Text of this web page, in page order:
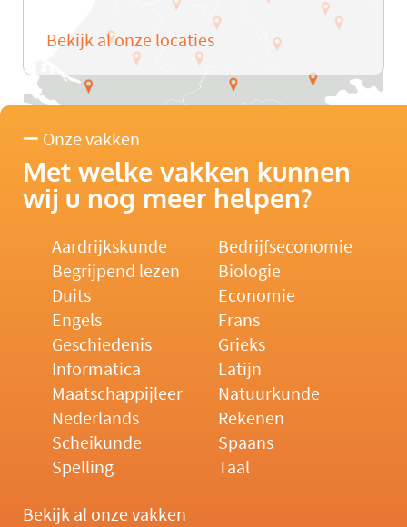
Bekijk al onze locaties
Onze vakken
Met welke vakken kunnen
wij u nog meer helpen?
Aardrijkskunde
Bedrijfseconomie
Begrijpend lezen
Biologie
Duits
Economie
Engels
Frans
Geschiedenis
Grieks
Informatica
Latijn
Maatschappijleer
Natuurkunde
Nederlands
Rekenen
Scheikunde
Spaans
Spelling
Taal
Bekijk al onze vakken